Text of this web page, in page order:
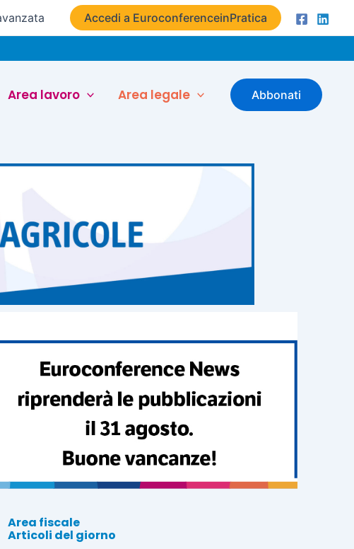
Accedi a EuroconferenceinPratica
Area lavoro Area legale Abbonati
Area fiscale
Articoli del giorno